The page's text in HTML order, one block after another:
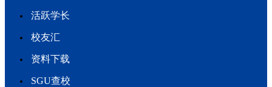
活跃学长
校友汇
资料下载
SGU查校